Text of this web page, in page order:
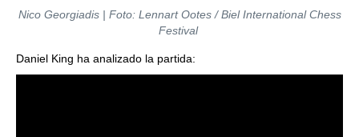
Nico Georgiadis | Foto: Lennart Ootes / Biel International Chess
Festival
Daniel King ha analizado la partida: